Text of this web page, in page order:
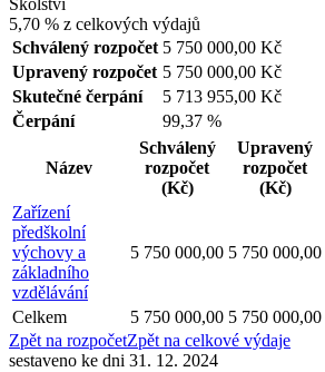
Školství
5,70 % z celkových výdajů
Schválený rozpočet 5 750 000,00 Kč
Upravený rozpočet 5 750 000,00 Kč
Skutečné čerpání
5 713 955,00 Kč
Čerpání
99,37 %
Název
Schválený
rozpočet
(Kč)
Upravený
rozpočet
(Kč)
Zařízení
předškolní
výchovy a
základního
vzdělávání
5 750 000,00 5 750 000,00
Celkem 5 750 000,00 5 750 000,00
Zpět na rozpočetZpět na celkové výdaje
sestaveno ke dni 31. 12. 2024